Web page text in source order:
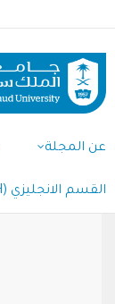
المحتوى
الرئيسي
Navigation
عن المجلة
القسم الانجليزي (ENGLISH)